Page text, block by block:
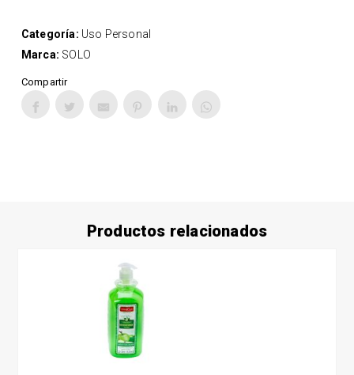
Categoría: Uso Personal
Marca: SOLO
Compartir
Productos relacionados